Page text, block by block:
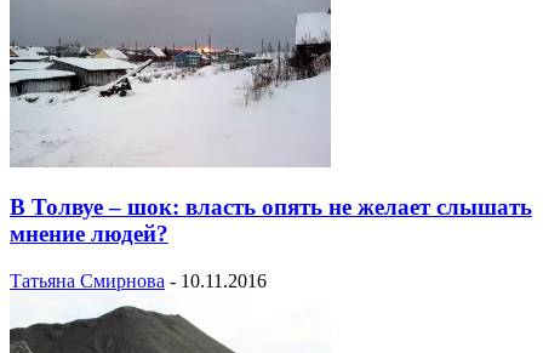
В Толвуе – шок: власть опять не желает слышать
мнение людей?
Татьяна Смирнова - 10.11.2016